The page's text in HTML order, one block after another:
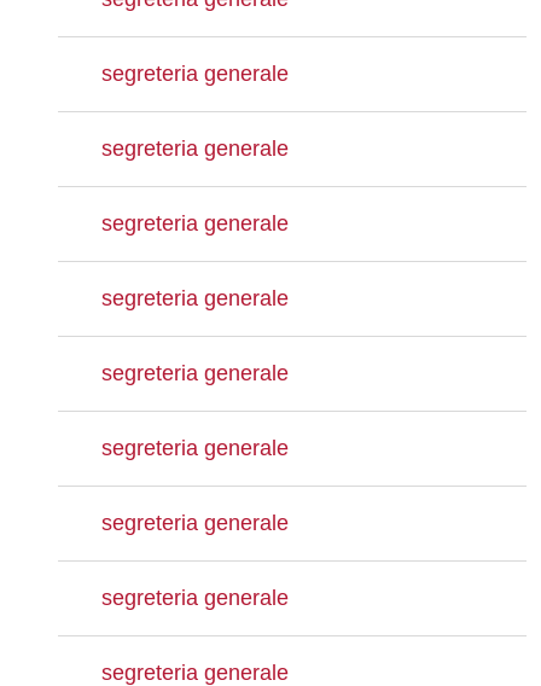
segreteria generale
segreteria generale
segreteria generale
segreteria generale
segreteria generale
segreteria generale
segreteria generale
segreteria generale
segreteria generale